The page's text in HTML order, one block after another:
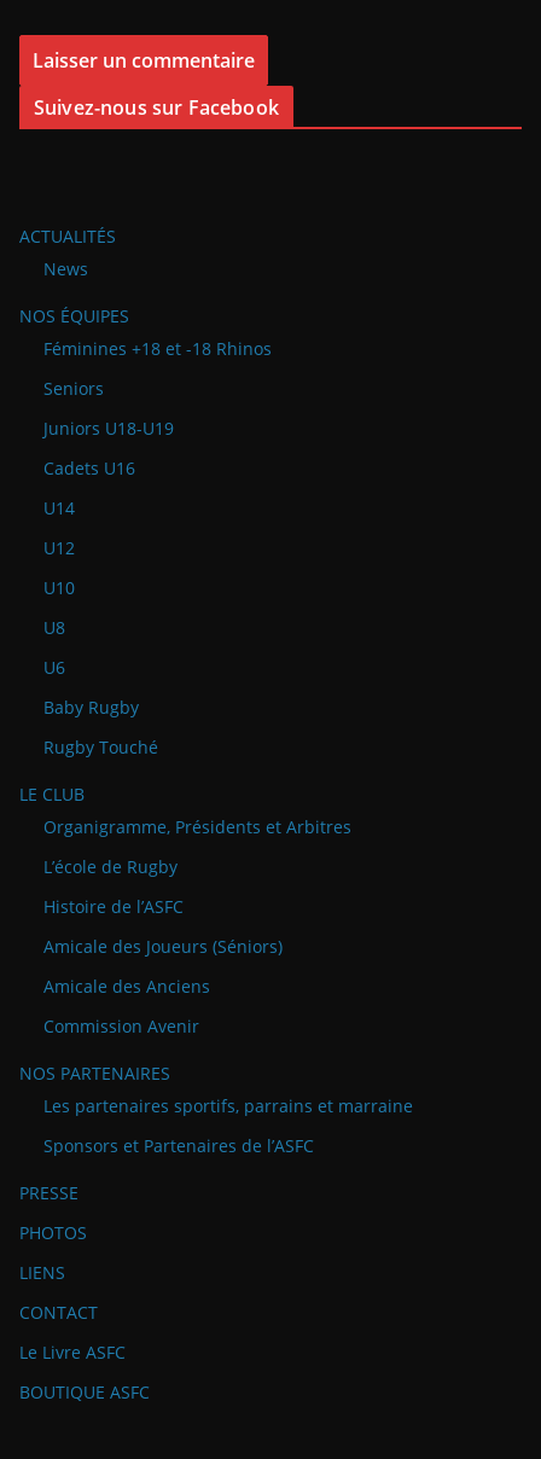
Suivez-nous sur Facebook
ACTUALITÉS
News
NOS ÉQUIPES
Féminines +18 et -18 Rhinos
Seniors
Juniors U18-U19
Cadets U16
U14
U12
U10
U8
U6
Baby Rugby
Rugby Touché
LE CLUB
Organigramme, Présidents et Arbitres
L’école de Rugby
Histoire de l’ASFC
Amicale des Joueurs (Séniors)
Amicale des Anciens
Commission Avenir
NOS PARTENAIRES
Les partenaires sportifs, parrains et marraine
Sponsors et Partenaires de l’ASFC
PRESSE
PHOTOS
LIENS
CONTACT
Le Livre ASFC
BOUTIQUE ASFC